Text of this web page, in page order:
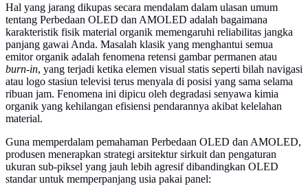
Hal yang jarang dikupas secara mendalam dalam ulasan umum
tentang Perbedaan OLED dan AMOLED adalah bagaimana
karakteristik fisik material organik memengaruhi reliabilitas jangka
panjang gawai Anda. Masalah klasik yang menghantui semua
emitor organik adalah fenomena retensi gambar permanen atau
burn-in, yang terjadi ketika elemen visual statis seperti bilah navigasi
atau logo stasiun televisi terus menyala di posisi yang sama selama
ribuan jam. Fenomena ini dipicu oleh degradasi senyawa kimia
organik yang kehilangan efisiensi pendarannya akibat kelelahan
material.
Guna memperdalam pemahaman Perbedaan OLED dan AMOLED,
produsen menerapkan strategi arsitektur sirkuit dan pengaturan
ukuran sub-piksel yang jauh lebih agresif dibandingkan OLED
standar untuk memperpanjang usia pakai panel: